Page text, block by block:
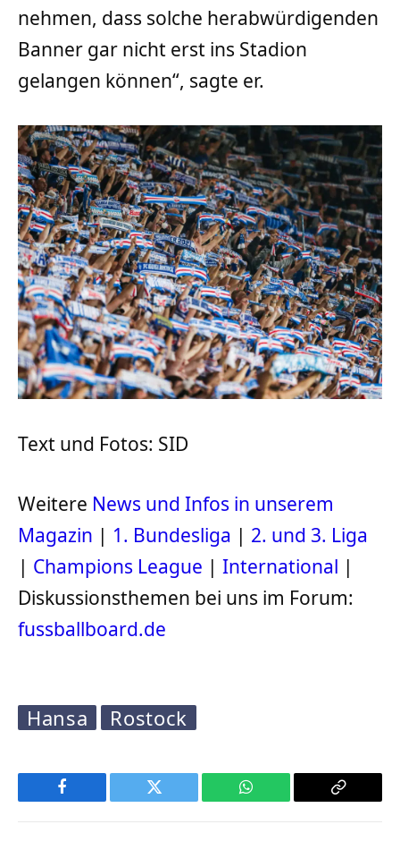
nehmen, dass solche herabwürdigenden
Banner gar nicht erst ins Stadion
gelangen können“, sagte er.
Text und Fotos: SID
Weitere News und Infos in unserem
Magazin | 1. Bundesliga | 2. und 3. Liga
| Champions League | International |
Diskussionsthemen bei uns im Forum:
fussballboard.de
Hansa Rostock
Facebook Twitter WhatsApp
Copy